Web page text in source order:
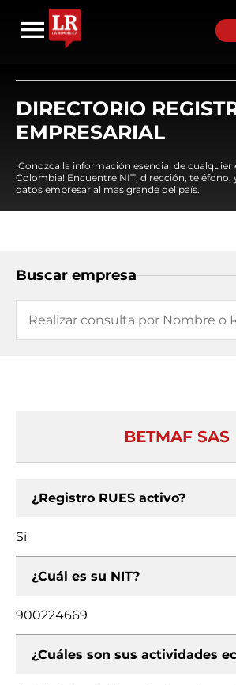
DIRECTORIO
EMPRESARIAL
¡Conozca la información esencial de cualquier
Colombia! Encuentre NIT, dirección, teléfono,
datos empresarial mas grande del país.
Buscar empresa
BETMAF SAS
¿Registro RUES activo?
Si
¿Cuál es su NIT?
900224669
¿Cuáles son sus actividades